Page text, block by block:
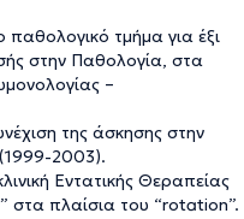
τμήμα για έξι
στην Παθολογία, στα
–
της άσκησης στην
2003).
Εντατικής Θεραπείας
στα πλαίσια του “rotation”.